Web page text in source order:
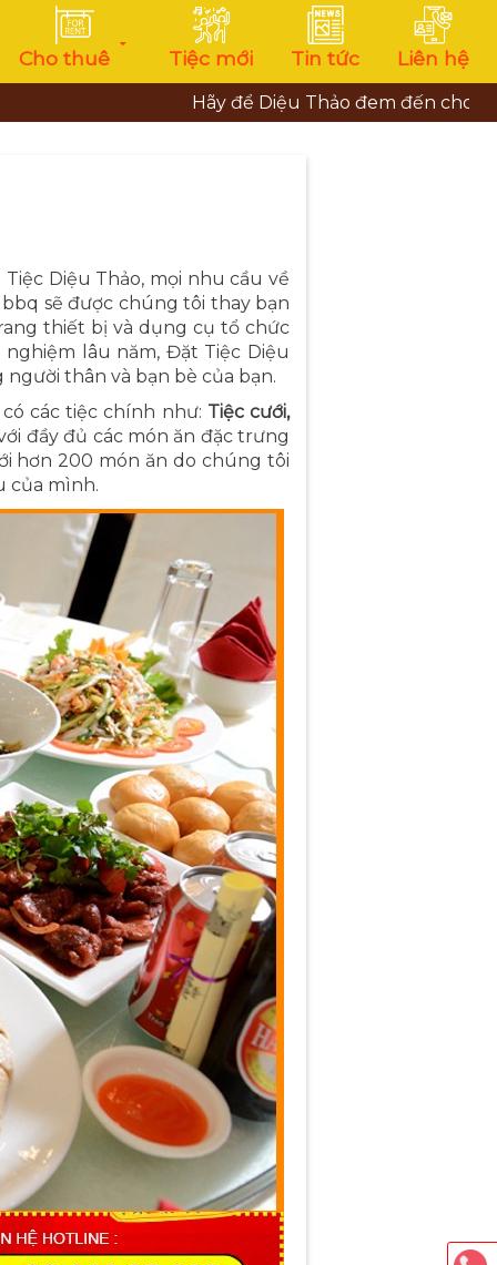
Cho thuê Tiệc mới Tin tức Liên hệ
Hãy để Diệu Thảo đem đến cho bạn
Diệu Thảo, mọi nhu cầu về
sẽ được chúng tôi thay bạn
thiết bị và dụng cụ tổ chức
lâu năm, Đặt Tiệc Diệu
thân và bạn bè của bạn.
các tiệc chính như: Tiệc cưới,
đầy đủ các món ăn đặc trưng
hơn 200 món ăn do chúng tôi
của mình.